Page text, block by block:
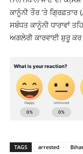
ਕਾਨੂੰਨੀ ਤੌਰ ‘ਤੇ
ਸਬੰਧਤ ਕਾਨੂੰਨੀ ਧਾਰਾਵਾਂ
ਅਗਲੇਰੀ ਕਾਰਵਾਈ ਸ਼ੁਰੂ
TAGS arrested